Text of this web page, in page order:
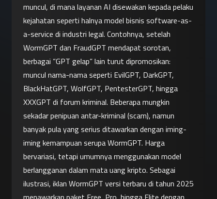
muncul, di mana layanan AI disewakan kepada pelaku
kejahatan seperti halnya model bisnis software-as-
a-service di industri legal. Contohnya, setelah
WormGPT dan FraudGPT mendapat sorotan,
berbagai “GPT gelap” lain turut dipromosikan:
muncul nama-nama seperti EvilGPT, DarkGPT,
BlackHatGPT, WolfGPT, PentesterGPT, hingga
XXXGPT di forum kriminal. Beberapa mungkin
sekadar penipuan antar-kriminal (scam), namun
banyak pula yang serius ditawarkan dengan iming-
iming kemampuan serupa WormGPT. Harga
bervariasi, tetapi umumnya menggunakan model
berlangganan dalam mata uang kripto. Sebagai
ilustrasi, iklan WormGPT versi terbaru di tahun 2025